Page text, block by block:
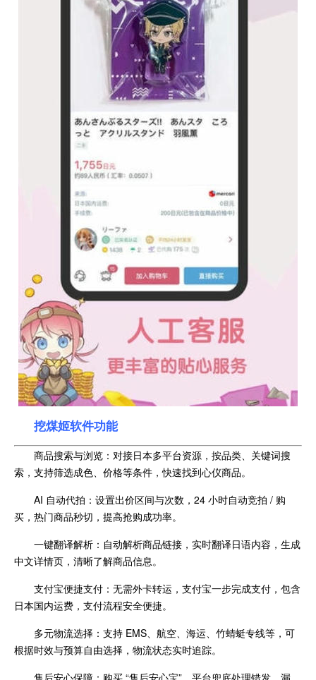
挖煤姬软件功能
商品搜索与浏览：对接日本多平台资源，按品类、关键词搜
索，支持筛选成色、价格等条件，快速找到心仪商品。
AI 自动代拍：设置出价区间与次数，24 小时自动竞拍 / 购
买，热门商品秒切，提高抢购成功率。
一键翻译解析：自动解析商品链接，实时翻译日语内容，生成
中文详情页，清晰了解商品信息。
支付宝便捷支付：无需外卡转运，支付宝一步完成支付，包含
日本国内运费，支付流程安全便捷。
多元物流选择：支持 EMS、航空、海运、竹蜻蜓专线等，可
根据时效与预算自由选择，物流状态实时追踪。
售后安心保障：购买 “售后安心宝”，平台兜底处理错发、漏